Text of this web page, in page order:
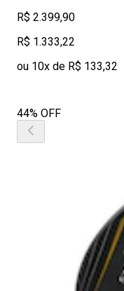
R$ 2.399,90
R$ 1.333,22
ou 10x de R$ 133,32
44% OFF